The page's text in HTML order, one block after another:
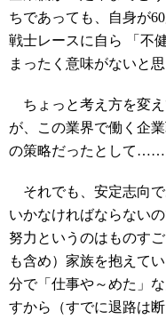
ちであっても、自身が
戦士レースに自ら 「不
まったく意味がないと思
ちょっと考え方を変え
が、この業界で働く企
の策略だったとして……
それでも、安定志向
いかなければならない
努力というのはものす
も含め）家族を抱えて
分で「仕事や～めた」
すから（すでに退路は